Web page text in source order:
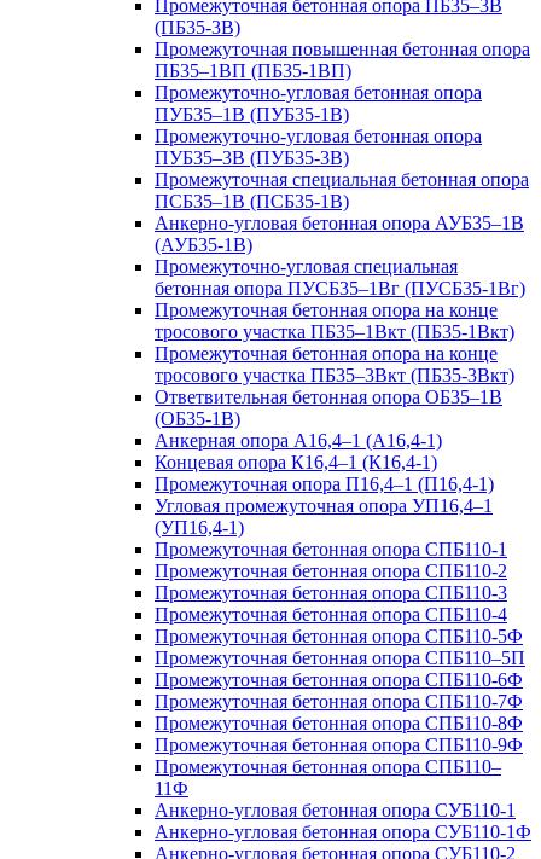
Промежуточная бетонная опора ПБ35–3В
(ПБ35-3В)
Промежуточная повышенная бетонная опора
ПБ35–1ВП (ПБ35-1ВП)
Промежуточно-угловая бетонная опора
ПУБ35–1В (ПУБ35-1В)
Промежуточно-угловая бетонная опора
ПУБ35–3В (ПУБ35-3В)
Промежуточная специальная бетонная опора
ПСБ35–1В (ПСБ35-1В)
Анкерно-угловая бетонная опора АУБ35–1В
(АУБ35-1В)
Промежуточно-угловая специальная
бетонная опора ПУСБ35–1Вг (ПУСБ35-1Вг)
Промежуточная бетонная опора на конце
тросового участка ПБ35–1Вкт (ПБ35-1Вкт)
Промежуточная бетонная опора на конце
тросового участка ПБ35–3Вкт (ПБ35-3Вкт)
Ответвительная бетонная опора ОБ35–1В
(ОБ35-1В)
Анкерная опора А16,4–1 (А16,4-1)
Концевая опора К16,4–1 (К16,4-1)
Промежуточная опора П16,4–1 (П16,4-1)
Угловая промежуточная опора УП16,4–1
(УП16,4-1)
Промежуточная бетонная опора СПБ110-1
Промежуточная бетонная опора СПБ110-2
Промежуточная бетонная опора СПБ110-3
Промежуточная бетонная опора СПБ110-4
Промежуточная бетонная опора СПБ110-5Ф
Промежуточная бетонная опора СПБ110–5П
Промежуточная бетонная опора СПБ110-6Ф
Промежуточная бетонная опора СПБ110-7Ф
Промежуточная бетонная опора СПБ110-8Ф
Промежуточная бетонная опора СПБ110-9Ф
Промежуточная бетонная опора СПБ110–
11Ф
Анкерно-угловая бетонная опора СУБ110-1
Анкерно-угловая бетонная опора СУБ110-1Ф
Анкерно-угловая бетонная опора СУБ110-2